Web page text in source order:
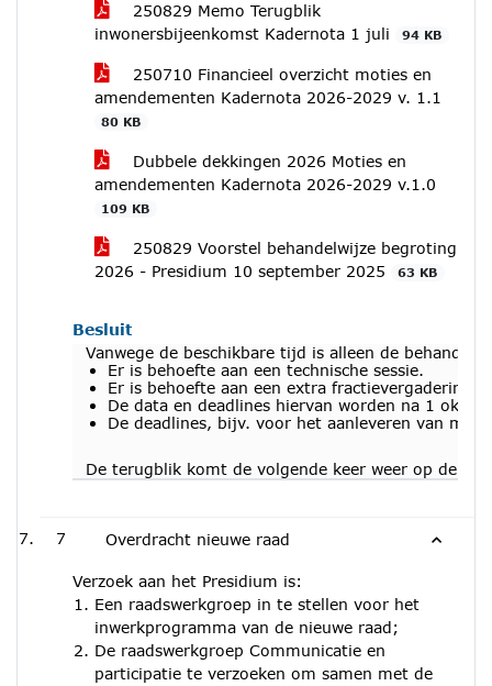
250829 Memo Terugblik
inwonersbijeenkomst Kadernota 1 juli
94 KB
250710 Financieel overzicht moties en
amendementen Kadernota 2026-2029 v. 1.1
80 KB
Dubbele dekkingen 2026 Moties en
amendementen Kadernota 2026-2029 v.1.0
109 KB
250829 Voorstel behandelwijze begroting
2026 - Presidium 10 september 2025
63 KB
Besluit
Vanwege de beschikbare tijd is alleen de
Er is behoefte aan een technische sessie.
Er is behoefte aan een extra fractievergadering.
De data en deadlines hiervan worden na 1
De deadlines, bijv. voor het aanleveren van
De terugblik komt de volgende keer weer op de
7 Overdracht nieuwe raad
Verzoek aan het Presidium is:
Een raadswerkgroep in te stellen voor het
inwerkprogramma van de nieuwe raad;
De raadswerkgroep Communicatie en
participatie te verzoeken om samen met de